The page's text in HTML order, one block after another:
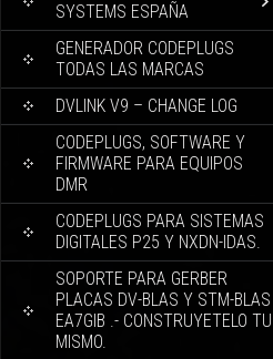
SYSTEMS ESPAÑA
GENERADOR CODEPLUGS
TODAS LAS MARCAS
DVLINK V9 – CHANGE LOG
CODEPLUGS, SOFTWARE Y
FIRMWARE PARA EQUIPOS
DMR
CODEPLUGS PARA SISTEMAS
DIGITALES P25 Y NXDN-IDAS.
SOPORTE PARA GERBER
PLACAS DV-BLAS Y STM-BLAS
EA7GIB .- CONSTRUYETELO TU
MISMO.